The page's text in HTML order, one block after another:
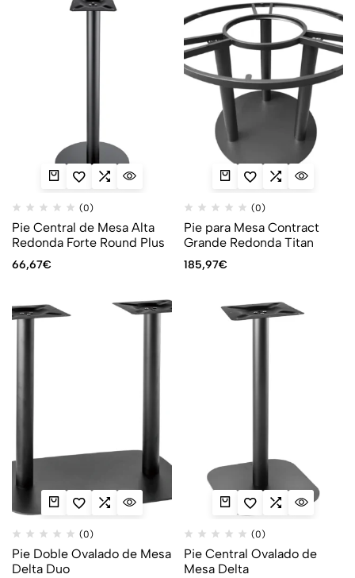
(0)
Pie Central de Mesa Alta
Redonda Forte Round Plus
66,67€
(0)
Pie para Mesa Contract
Grande Redonda Titan
185,97€
(0)
Pie Doble Ovalado de Mesa
Delta Duo
(0)
Pie Central Ovalado de
Mesa Delta